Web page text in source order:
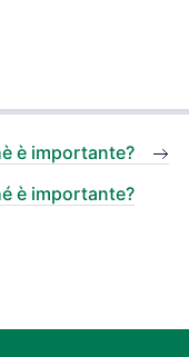
è importante?
è importante?